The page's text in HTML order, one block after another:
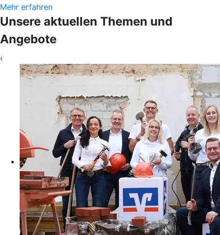
Mehr erfahren
Unsere aktuellen Themen und
Angebote
‹